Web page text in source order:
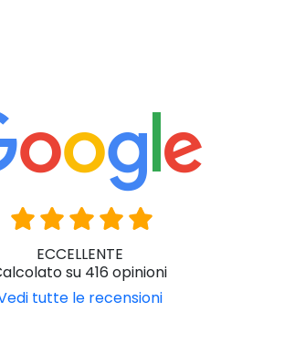
in maniera autonoma; da transito, con
è stata pensata appositamente per
ambienti umidi come il bagno e
obesi rappresenta lasoluzione
categoria di persone
ne hanno bisogno. In questo modo si
alle anche o alle ginocchia o
infortuni.ECCELLENTE
su 416 opinioni
tutte le recensioni